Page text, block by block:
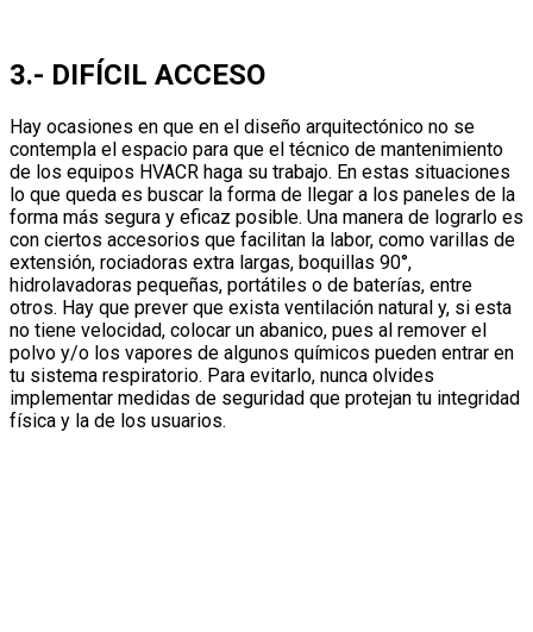
3.- DIFÍCIL ACCESO
Hay ocasiones en que en el diseño arquitectónico no se
contempla el espacio para que el técnico de mantenimiento
de los equipos HVACR haga su trabajo. En estas situaciones
lo que queda es buscar la forma de llegar a los paneles de la
forma más segura y eficaz posible. Una manera de lograrlo es
con ciertos accesorios que facilitan la labor, como varillas de
extensión, rociadoras extra largas, boquillas 90°,
hidrolavadoras pequeñas, portátiles o de baterías, entre
otros. Hay que prever que exista ventilación natural y, si esta
no tiene velocidad, colocar un abanico, pues al remover el
polvo y/o los vapores de algunos químicos pueden entrar en
tu sistema respiratorio. Para evitarlo, nunca olvides
implementar medidas de seguridad que protejan tu integridad
física y la de los usuarios.